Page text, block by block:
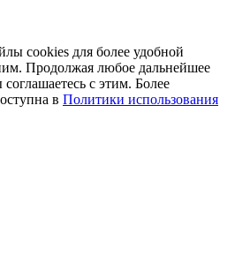
cookies для более удобной
Продолжая любое дальнейшее
с этим. Более
в Политики использования